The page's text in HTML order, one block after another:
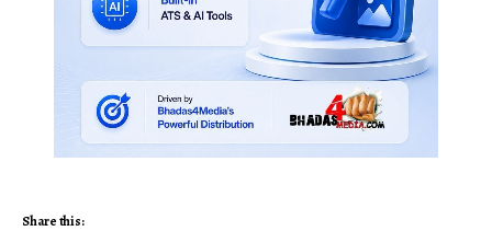
Share this: